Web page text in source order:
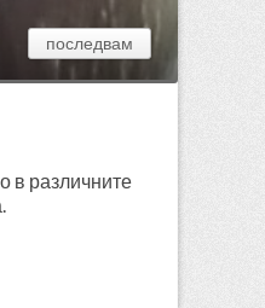
последвам
в различните